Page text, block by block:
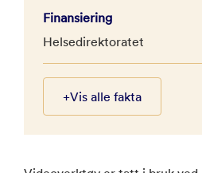
Finansiering
Helsedirektoratet
+Vis alle fakta